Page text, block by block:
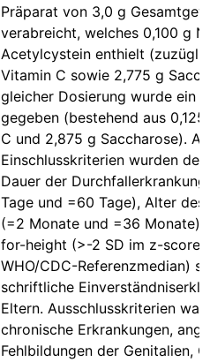
Präparat von 3,0 g
verabreicht, welches 0,100 g
Acetylcystein enthielt
Vitamin C sowie 2,775 g
gleicher Dosierung wurde ein
gegeben (bestehend aus
C und 2,875 g Saccharose).
Einschlusskriterien wurden
Dauer der Durchfallerkrankung
Tage und =60 Tage), Alter des
(=2 Monate und =36 Monate),
for-height (>-2 SD im z-score,
WHO/CDC-Referenzmedian)
schriftliche
Eltern. Ausschlusskriterien
chronische Erkrankungen,
Fehlbildungen der Genitalien,